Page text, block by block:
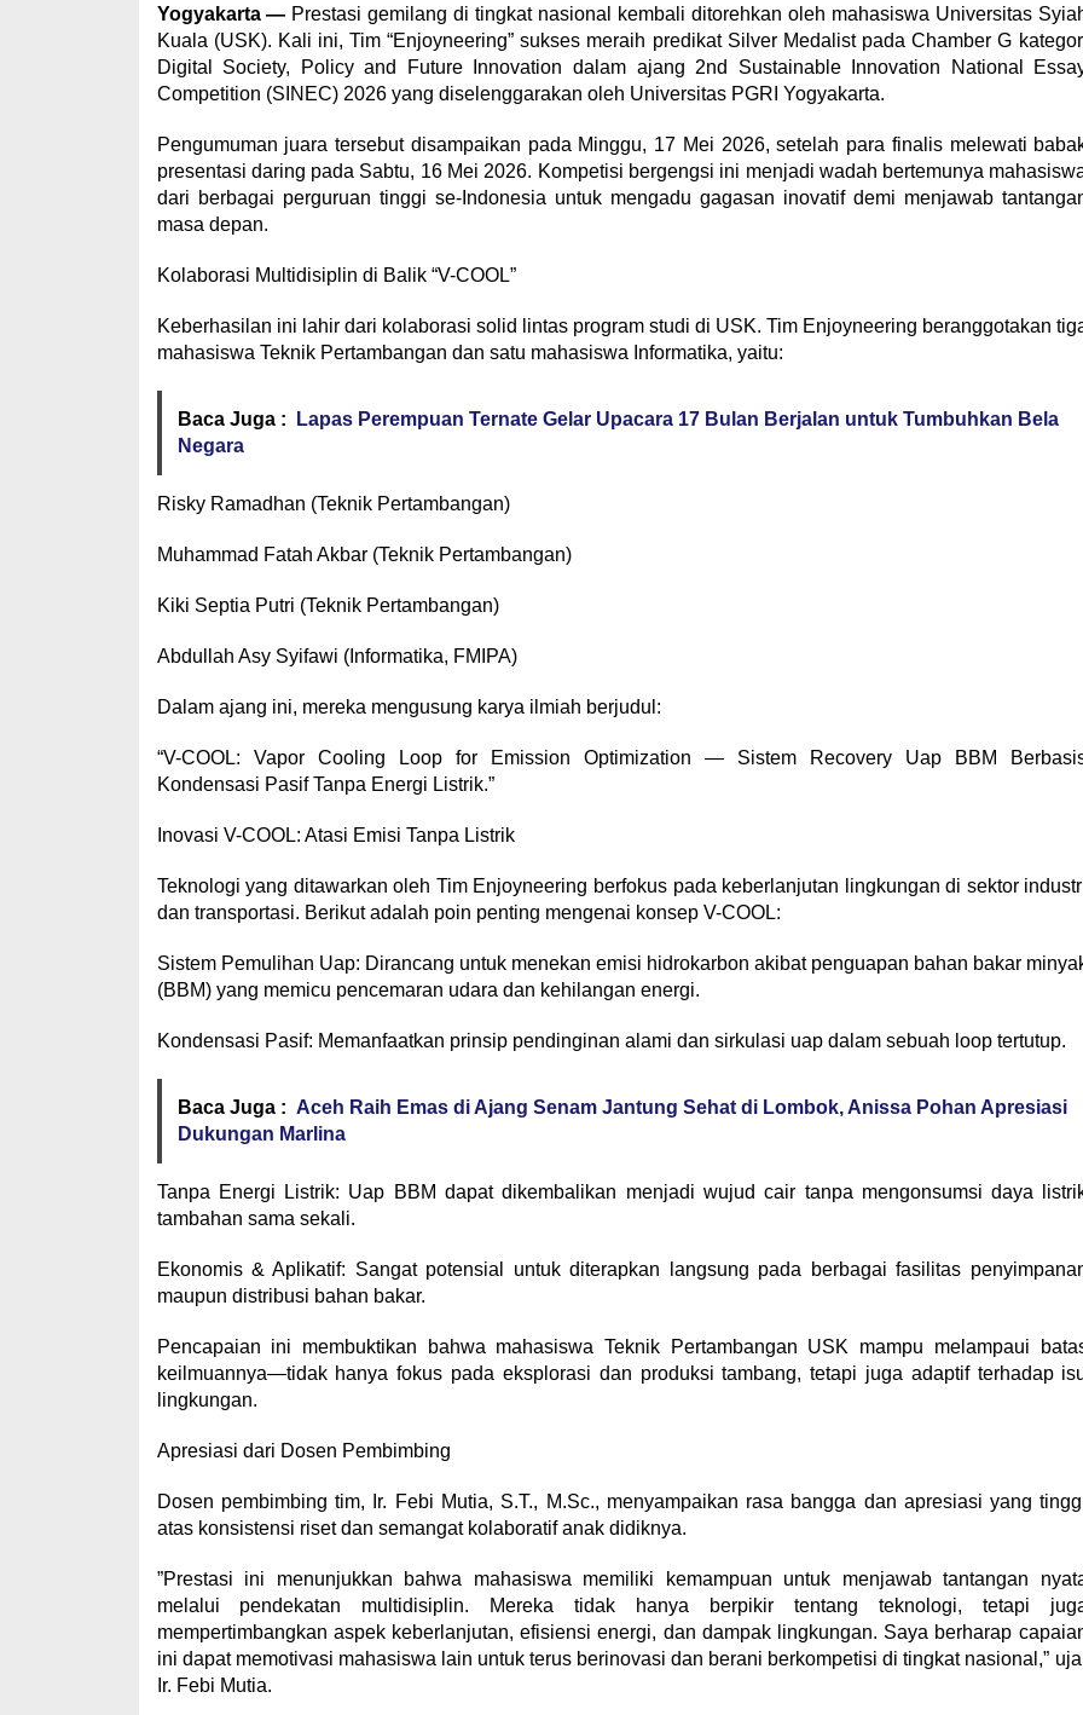
Yogyakarta — Prestasi gemilang di tingkat nasional kembali ditorehkan oleh mahasiswa Universitas
Kuala (USK). Kali ini, Tim “Enjoyneering” sukses meraih predikat Silver Medalist pada Chamber G
Digital Society, Policy and Future Innovation dalam ajang 2nd Sustainable Innovation National
Competition (SINEC) 2026 yang diselenggarakan oleh Universitas PGRI Yogyakarta.
​Pengumuman juara tersebut disampaikan pada Minggu, 17 Mei 2026, setelah para finalis melewati
presentasi daring pada Sabtu, 16 Mei 2026. Kompetisi bergengsi ini menjadi wadah bertemunya
dari berbagai perguruan tinggi se-Indonesia untuk mengadu gagasan inovatif demi menjawab
masa depan.
​Kolaborasi Multidisiplin di Balik “V-COOL”
​Keberhasilan ini lahir dari kolaborasi solid lintas program studi di USK. Tim Enjoyneering beranggotakan
mahasiswa Teknik Pertambangan dan satu mahasiswa Informatika, yaitu:
Baca Juga :
Lapas Perempuan Ternate Gelar Upacara 17 Bulan Berjalan untuk Tumbuhkan Bela
Negara
​Risky Ramadhan (Teknik Pertambangan)
​Muhammad Fatah Akbar (Teknik Pertambangan)
​Kiki Septia Putri (Teknik Pertambangan)
​Abdullah Asy Syifawi (Informatika, FMIPA)
​Dalam ajang ini, mereka mengusung karya ilmiah berjudul:
​“V-COOL: Vapor Cooling Loop for Emission Optimization — Sistem Recovery Uap BBM
Kondensasi Pasif Tanpa Energi Listrik.”
​Inovasi V-COOL: Atasi Emisi Tanpa Listrik
​Teknologi yang ditawarkan oleh Tim Enjoyneering berfokus pada keberlanjutan lingkungan di sektor
dan transportasi. Berikut adalah poin penting mengenai konsep V-COOL:
​Sistem Pemulihan Uap: Dirancang untuk menekan emisi hidrokarbon akibat penguapan bahan bakar
(BBM) yang memicu pencemaran udara dan kehilangan energi.
​Kondensasi Pasif: Memanfaatkan prinsip pendinginan alami dan sirkulasi uap dalam sebuah loop tertutup.
Baca Juga : Aceh Raih Emas di Ajang Senam Jantung Sehat di Lombok, Anissa Pohan Apresiasi
Dukungan Marlina
​Tanpa Energi Listrik: Uap BBM dapat dikembalikan menjadi wujud cair tanpa mengonsumsi daya
tambahan sama sekali.
​Ekonomis & Aplikatif: Sangat potensial untuk diterapkan langsung pada berbagai fasilitas
maupun distribusi bahan bakar.
​Pencapaian ini membuktikan bahwa mahasiswa Teknik Pertambangan USK mampu melampaui
keilmuannya—tidak hanya fokus pada eksplorasi dan produksi tambang, tetapi juga adaptif terhadap
lingkungan.
​Apresiasi dari Dosen Pembimbing
​Dosen pembimbing tim, Ir. Febi Mutia, S.T., M.Sc., menyampaikan rasa bangga dan apresiasi yang
atas konsistensi riset dan semangat kolaboratif anak didiknya.
​”Prestasi ini menunjukkan bahwa mahasiswa memiliki kemampuan untuk menjawab tantangan
melalui pendekatan multidisiplin. Mereka tidak hanya berpikir tentang teknologi, tetapi
mempertimbangkan aspek keberlanjutan, efisiensi energi, dan dampak lingkungan. Saya berharap
ini dapat memotivasi mahasiswa lain untuk terus berinovasi dan berani berkompetisi di tingkat nasional,”
Ir. Febi Mutia.